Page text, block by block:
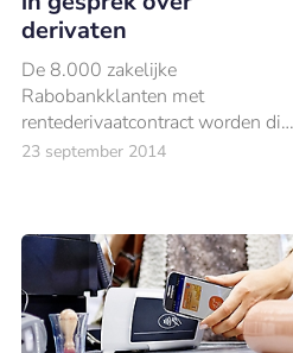
derivaten
De 8.000 zakelijke
Rabobankklanten met
rentederivaatcontract worden dit
jaar door hun lokale Rabobank
23 september 2014